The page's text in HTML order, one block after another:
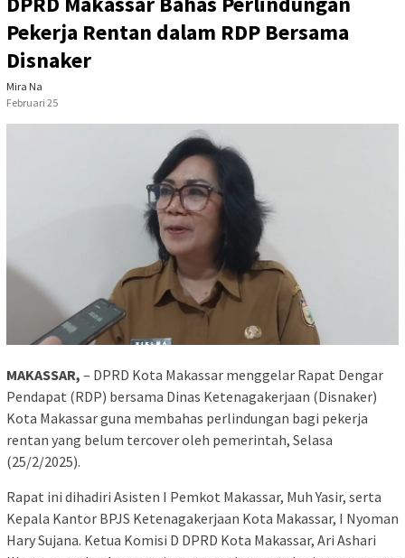
Pekerja Rentan dalam RDP Bersama
Disnaker
Mira Na
Februari 25
MAKASSAR, – DPRD Kota Makassar menggelar Rapat Dengar
Pendapat (RDP) bersama Dinas Ketenagakerjaan (Disnaker)
Kota Makassar guna membahas perlindungan bagi pekerja
rentan yang belum tercover oleh pemerintah, Selasa
(25/2/2025).
Rapat ini dihadiri Asisten I Pemkot Makassar, Muh Yasir, serta
Kepala Kantor BPJS Ketenagakerjaan Kota Makassar, I Nyoman
Hary Sujana. Ketua Komisi D DPRD Kota Makassar, Ari Ashari